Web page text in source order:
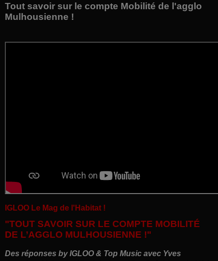
Tout savoir sur le compte Mobilité de l'agglo
Mulhousienne !
IGLOO Le Mag de l'Habitat !
"TOUT SAVOIR SUR LE COMPTE MOBILITÉ
DE L’AGGLO MULHOUSIENNE !"
Des réponses byIGLOO & Top Music avec Yves